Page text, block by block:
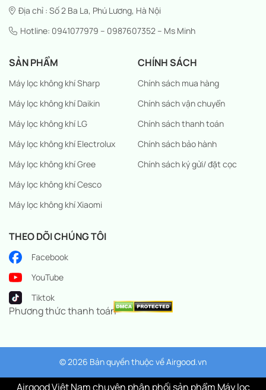
Địa chỉ : Số 2 Ba La, Phú Lương, Hà Nội
Hotline: 0941077979 – 0987607352 – Ms Minh
SẢN PHẨM
Máy lọc không khí Sharp
Máy lọc không khí Daikin
Máy lọc không khí LG
Máy lọc không khí Electrolux
Máy lọc không khí Gree
Máy lọc không khí Cesco
Máy lọc không khí Xiaomi
CHÍNH SÁCH
Chính sách mua hàng
Chính sách vận chuyển
Chính sách thanh toán
Chính sách bảo hành
Chính sách ký gửi/ đặt cọc
THEO DÕI CHÚNG TÔI
Facebook
YouTube
Tiktok
Phương thức thanh toán
© 2026 Bản quyền thuộc vềAirgood.vn
Airgood Việt Nam chuyên phân phối sản phẩm Máy lọc